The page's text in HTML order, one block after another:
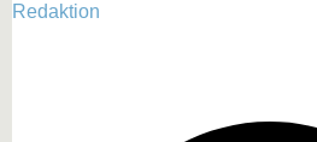
Redaktion